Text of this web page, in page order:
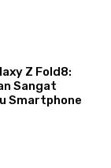
Z Fold8:
Sangat
Smartphone